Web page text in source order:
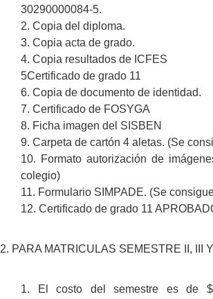
30290000084-5.
2. Copia del diploma.
3. Copia acta de grado.
4. Copia resultados de ICFES
5Certificado de grado 11
6. Copia de documento de identidad.
7. Certificado de FOSYGA
8. Ficha imagen del SISBEN
9. Carpeta de cartón 4 aletas. (Se
10. Formato autorización de
colegio)
11. Formulario SIMPADE. (Se
12. Certificado de grado 11
2. PARA MATRICULAS SEMESTRE II, III
1. El costo del semestre es de